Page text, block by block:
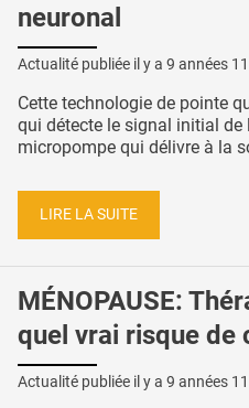
neuronal
Actualité publiée il y a 9 années
Cette technologie de pointe
qui détecte le signal initial de
micropompe qui délivre à la
LIRE LA SUITE
MÉNOPAUSE:
quel vrai risque de
Actualité publiée il y a 9 années